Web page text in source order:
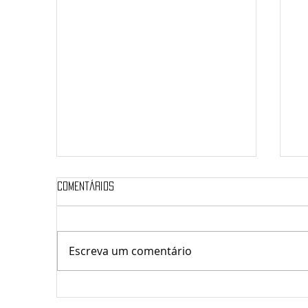
Comentários
Escreva um comentário